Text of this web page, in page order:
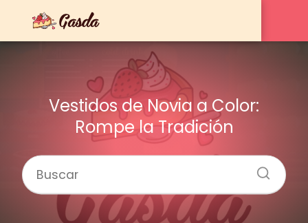
Vestidos de Novia a Color:
Rompe la Tradición